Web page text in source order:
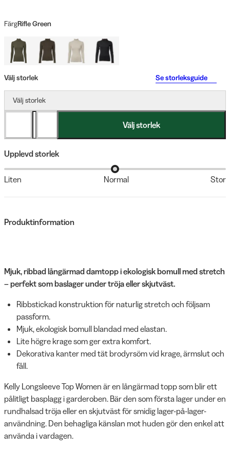
FärgRifle Green
Välj storlek Se storleksguide
Välj storlek
Välj storlek
Upplevd storlek
Liten Normal Stor
Produktinformation
Mjuk, ribbad långärmad damtopp i ekologisk bomull med stretch
– perfekt som baslager under tröja eller skjutväst.
Ribbstickad konstruktion för naturlig stretch och följsam
passform.
Mjuk, ekologisk bomull blandad med elastan.
Lite högre krage som ger extra komfort.
Dekorativa kanter med tät brodyrsöm vid krage, ärmslut och
fåll.
Kelly Longsleeve Top Women är en långärmad topp som blir ett
pålitligt basplagg i garderoben. Bär den som första lager under en
rundhalsad tröja eller en skjutväst för smidig lager-på-lager-
användning. Den behagliga känslan mot huden gör den enkel att
använda i vardagen.